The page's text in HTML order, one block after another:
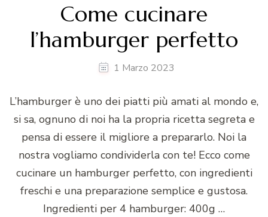
Come cucinare
l’hamburger perfetto
1 Marzo 2023
L’hamburger è uno dei piatti più amati al mondo e,
si sa, ognuno di noi ha la propria ricetta segreta e
pensa di essere il migliore a prepararlo. Noi la
nostra vogliamo condividerla con te! Ecco come
cucinare un hamburger perfetto, con ingredienti
freschi e una preparazione semplice e gustosa.
Ingredienti per 4 hamburger: 400g …